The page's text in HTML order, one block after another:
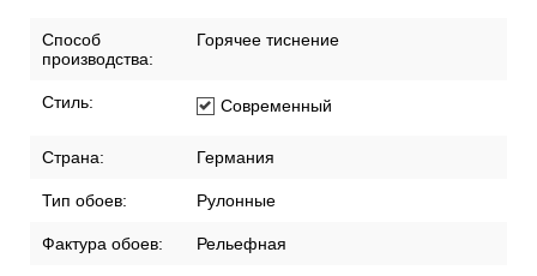
Способ
производства:
Горячее тиснение
Стиль: Современный
Страна: Германия
Тип обоев: Рулонные
Фактура обоев: Рельефная